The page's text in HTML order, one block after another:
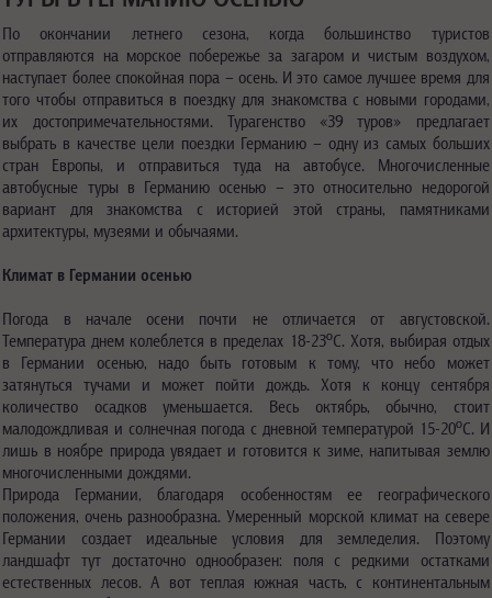
По окончании летнего сезона, когда большинство туристов
отправляются на морское побережье за загаром и чистым воздухом,
наступает более спокойная пора – осень. И это самое лучшее время для
того чтобы отправиться в поездку для знакомства с новыми городами,
их достопримечательностями. Турагенство «39 туров» предлагает
выбрать в качестве цели поездки Германию – одну из самых больших
стран Европы, и отправиться туда на автобусе. Многочисленные
автобусные туры в Германию осенью – это относительно недорогой
вариант для знакомства с историей этой страны, памятниками
архитектуры, музеями и обычаями.
Климат в Германии осенью
Погода в начале осени почти не отличается от августовской.
Температура днем колеблется в пределах 18-23ºС. Хотя, выбирая отдых
в Германии осенью, надо быть готовым к тому, что небо может
затянуться тучами и может пойти дождь. Хотя к концу сентября
количество осадков уменьшается. Весь октябрь, обычно, стоит
малодождливая и солнечная погода с дневной температурой 15-20ºС. И
лишь в ноябре природа увядает и готовится к зиме, напитывая землю
многочисленными дождями.
Природа Германии, благодаря особенностям ее географического
положения, очень разнообразна. Умеренный морской климат на севере
Германии создает идеальные условия для земледелия. Поэтому
ландшафт тут достаточно однообразен: поля с редкими остатками
естественных лесов. А вот теплая южная часть, с континентальным